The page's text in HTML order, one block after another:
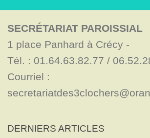
SECRÉTARIAT PAROISSIAL
1 place Panhard à Crécy -
Tél. : 01.64.63.82.77 /
Courriel :
DERNIERS ARTICLES